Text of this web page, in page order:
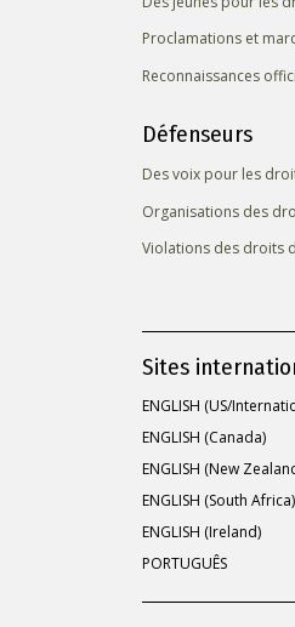
Proclamations et
Reconnaissances
Défenseurs
Des voix pour les
Organisations des
Violations des droits
Sites
ENGLISH (US/
ENGLISH (Canada)
ENGLISH (New
ENGLISH (South Africa)
ENGLISH (Ireland)
PORTUGUÊS